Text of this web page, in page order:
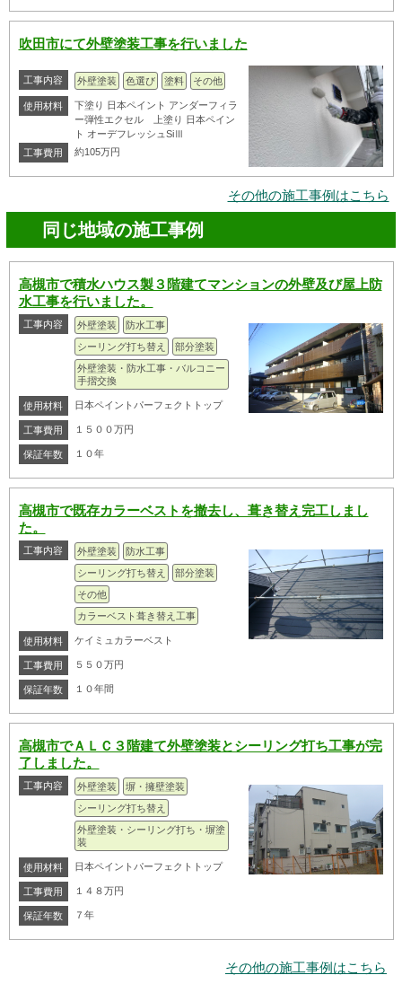
吹田市にて外壁塗装工事を行いました
工事内容 外壁塗装 色選び 塗料 その他
使用材料
下塗り 日本ペイント アンダーフィラ
ー弾性エクセル 上塗り 日本ペイン
ト オーデフレッシュSiⅢ
工事費用
約105万円
その他の施工事例はこちら
同じ地域の施工事例
高槻市で積水ハウス製３階建てマンションの外壁及び屋上防
水工事を行いました。
工事内容 外壁塗装
防水工事
シーリング打ち替え
部分塗装
外壁塗装・防水工事・バルコニー
手摺交換
使用材料 日本ペイントパーフェクトトップ
工事費用 １５００万円
保証年数 １０年
高槻市で既存カラーベストを撤去し、葺き替え完工しまし
た。
工事内容 外壁塗装
防水工事
シーリング打ち替え
部分塗装
その他
カラーベスト葺き替え工事
使用材料 ケイミュカラーベスト
工事費用 ５５０万円
保証年数 １０年間
高槻市でＡＬＣ３階建て外壁塗装とシーリング打ち工事が完
了しました。
工事内容 外壁塗装
塀・擁壁塗装
シーリング打ち替え
外壁塗装・シーリング打ち・塀塗
装
使用材料 日本ペイントパーフェクトトップ
工事費用 １４８万円
保証年数 ７年
その他の施工事例はこちら